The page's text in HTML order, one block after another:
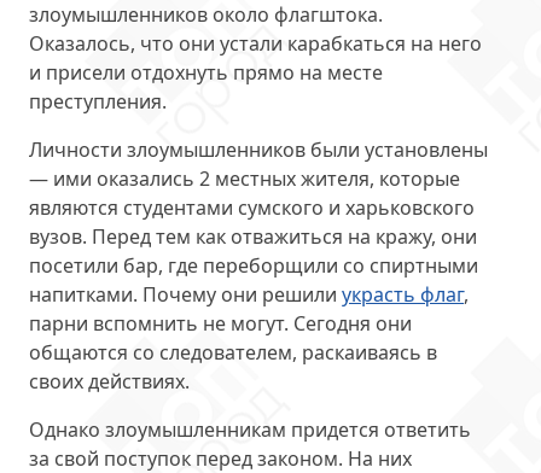
злоумышленников около флагштока.
Оказалось, что они устали карабкаться на него
и присели отдохнуть прямо на месте
преступления.
Личности злоумышленников были установлены
— ими оказались 2 местных жителя, которые
являются студентами сумского и харьковского
вузов. Перед тем как отважиться на кражу, они
посетили бар, где переборщили со спиртными
напитками. Почему они решили украсть флаг,
парни вспомнить не могут. Сегодня они
общаются со следователем, раскаиваясь в
своих действиях.
Однако злоумышленникам придется ответить
за свой поступок перед законом. На них